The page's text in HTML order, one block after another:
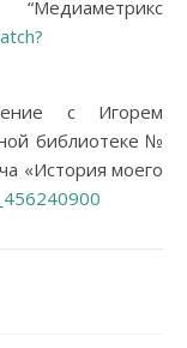
с Игорем
библиотеке №
«История моего